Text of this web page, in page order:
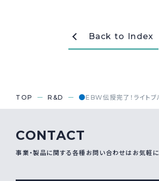
Back to Index
TOP R&D ●EBW伝授完了！ライト
CONTACT
事業・製品に関する各種お問い合わせはお気軽